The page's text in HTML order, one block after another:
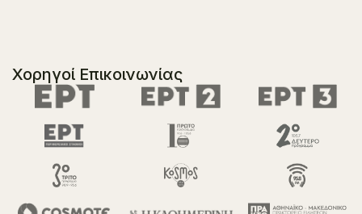
Χορηγοί Επικοινωνίας